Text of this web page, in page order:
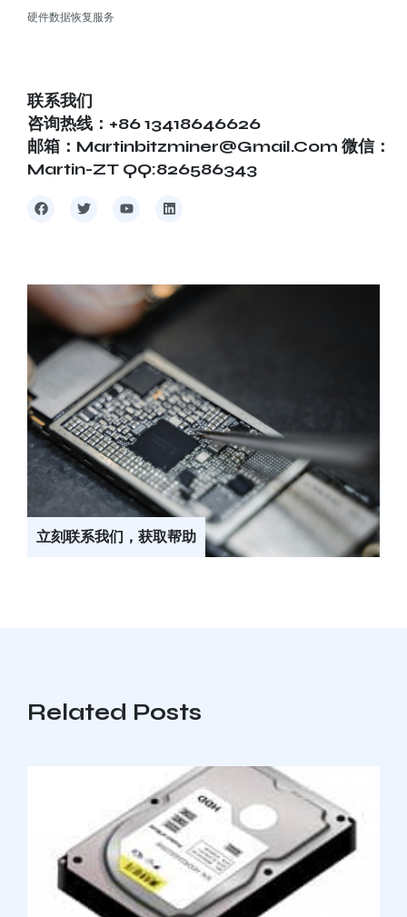
硬件数据恢复服务
联系我们
咨询热线：+86 13418646626
邮箱：martinbitzminer@gmail.com 微信：
Martin-ZT QQ:826586343
立刻联系我们，获取帮助
Related Posts